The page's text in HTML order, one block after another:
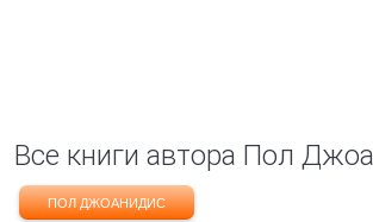
Все книги автора Пол
ПОЛ ДЖОАНИДИС